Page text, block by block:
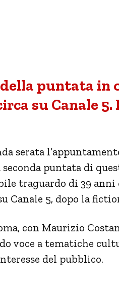
puntata in
su Canale 5.
serata
seconda puntata di
traguardo di 39 anni
Canale 5, dopo la
con Maurizio
voce a tematiche
del pubblico.